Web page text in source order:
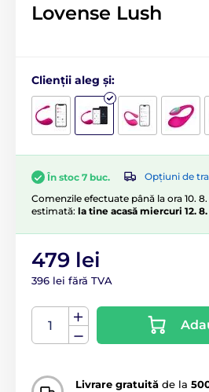
Lovense Lush
Clienții aleg și:
În stoc 7 buc.
Opțiuni de
Comenzile efectuate până la ora 10. 8.
estimată: la tine acasă miercuri 12. 8.
479 lei
396 lei fără TVA
Livrare gratuită de la